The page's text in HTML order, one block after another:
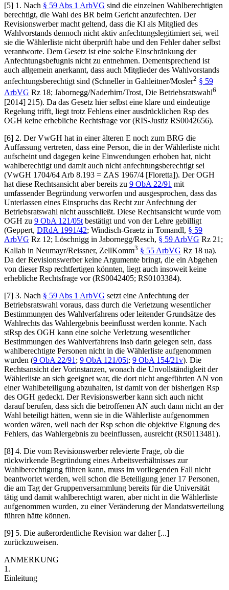
[5] 1. Nach § 59 Abs 1 ArbVG sind die einzelnen Wahlberechtigten
berechtigt, die Wahl des BR beim Gericht anzufechten. Der
Revisionswerber macht geltend, dass die Kl als Mitglied des
Wahlvorstands dennoch nicht aktiv anfechtungslegitimiert sei, weil
sie die Wählerliste nicht überprüft habe und den Fehler daher selbst
verantworte. Dem Gesetz ist eine solche Einschränkung der
Anfechtungsbefugnis nicht zu entnehmen. Dementsprechend ist
auch allgemein anerkannt, dass auch Mitglieder des Wahlvorstands
anfechtungsberechtigt sind (Schnellerin Gahleitner/Mosler2 § 59
ArbVG Rz 18; Jabornegg/Naderhirn/Trost, Die Betriebsratswahl6
[2014] 215). Da das Gesetz hier selbst eine klare und eindeutige
Regelung trifft, liegt trotz Fehlens einer ausdrücklichen Rsp des
OGH keine erhebliche Rechtsfrage vor (RIS-Justiz RS0042656).
[6] 2. Der VwGH hat in einer älteren E noch zum BRG die
Auffassung vertreten, dass eine Person, die in der Wählerliste nicht
aufscheint und dagegen keine Einwendungen erhoben hat, nicht
wahlberechtigt und damit auch nicht anfechtungsberechtigt sei
(VwGH 1704/64 Arb 8.193 = ZAS 1967/4 [Floretta]). Der OGH
hat diese Rechtsansicht aber bereits zu 9 ObA 22/91 mit
umfassender Begründung verworfen und ausgesprochen, dass das
Unterlassen eines Einspruchs das Recht zur Anfechtung der
Betriebsratswahl nicht ausschließt. Diese Rechtsansicht wurde vom
OGH zu 9 ObA 121/05t bestätigt und von der Lehre gebilligt
(Geppert, DRdA 1991/42; Windisch-Graetz in Tomandl, § 59
ArbVG Rz 12; Löschnigg in Jabornegg/Resch, § 59 ArbVG Rz 21;
Kallab in Neumayr/Reissner, ZellKomm3 § 55 ArbVG Rz 18 ua).
Da der Revisionswerber keine Argumente bringt, die ein Abgehen
von dieser Rsp rechtfertigen könnten, liegt auch insoweit keine
erhebliche Rechtsfrage vor (RS0042405; RS0103384).
[7] 3. Nach § 59 Abs 1 ArbVG setzt eine Anfechtung der
Betriebsratswahl voraus, dass durch die Verletzung wesentlicher
Bestimmungen des Wahlverfahrens oder leitender Grundsätze des
Wahlrechts das Wahlergebnis beeinflusst werden konnte. Nach
stRsp des OGH kann eine solche Verletzung wesentlicher
Bestimmungen des Wahlverfahrens insb darin gelegen sein, dass
wahlberechtigte Personen nicht in die Wählerliste aufgenommen
wurden (9 ObA 22/91 ; 9 ObA 121/05t; 9 ObA 154/21v). Die
Rechtsansicht der Vorinstanzen, wonach die Unvollständigkeit der
Wählerliste an sich geeignet war, die dort nicht angeführten AN von
einer Wahlbeteiligung abzuhalten, ist damit von der bisherigen Rsp
des OGH gedeckt. Der Revisionswerber kann sich auch nicht
darauf berufen, dass sich die betroffenen AN auch dann nicht an der
Wahl beteiligt hätten, wenn sie in die Wählerliste aufgenommen
worden wären, weil nach der Rsp schon die objektive Eignung des
Fehlers, das Wahlergebnis zu beeinflussen, ausreicht (RS0113481).
[8] 4. Die vom Revisionswerber relevierte Frage, ob die
rückwirkende Begründung eines Arbeitsverhältnisses zur
Wahlberechtigung führen kann, muss im vorliegenden Fall nicht
beantwortet werden, weil schon die Beteiligung jener 17 Personen,
die am Tag der Gruppenversammlung bereits für die Universität
tätig und damit wahlberechtigt waren, aber nicht in die Wählerliste
aufgenommen wurden, zu einer Veränderung der Mandatsverteilung
führen hätte können.
[9] 5. Die außerordentliche Revision war daher [...]
zurückzuweisen.
ANMERKUNG
1.
Einleitung